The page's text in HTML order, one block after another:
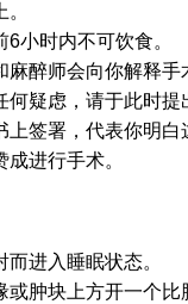
小时内不可饮食。
麻醉师会向你解释手
疑虑，请于此时提
上签署，代表你明白
进行手术。
进入睡眠状态。
或肿块上方开一个比